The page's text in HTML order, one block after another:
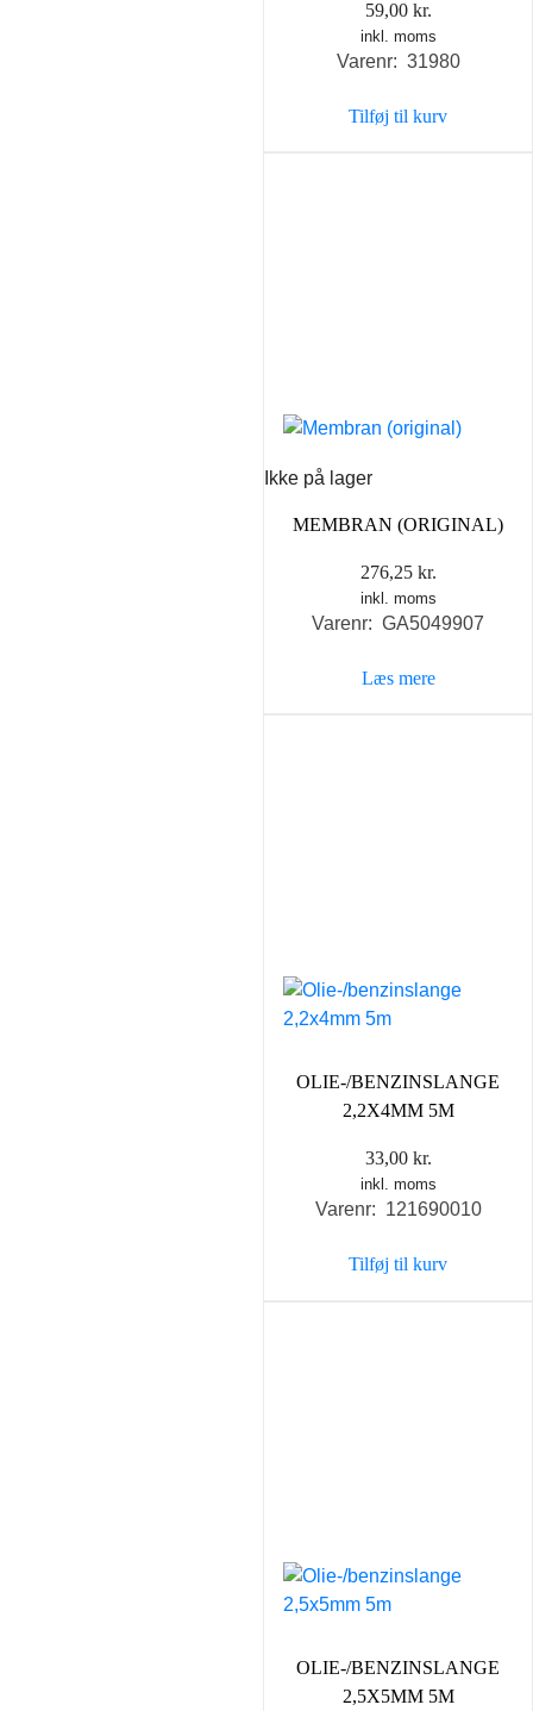
59,00 kr.
inkl. moms
Varenr: 31980
Tilføj til kurv
Ikke på lager
MEMBRAN (ORIGINAL)
276,25 kr.
inkl. moms
Varenr: GA5049907
Læs mere
OLIE-/BENZINSLANGE
2,2X4MM 5M
33,00 kr.
inkl. moms
Varenr: 121690010
Tilføj til kurv
OLIE-/BENZINSLANGE
2,5X5MM 5M